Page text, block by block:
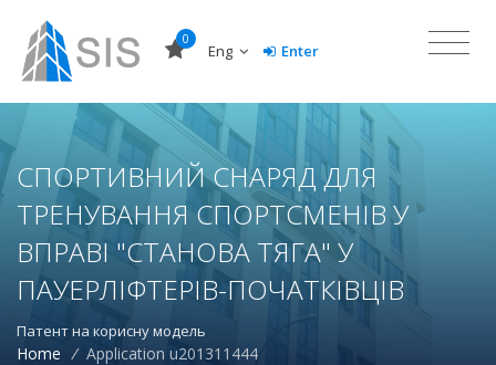
0
Eng Enter
СПОРТИВНИЙ СНАРЯД ДЛЯ
ТРЕНУВАННЯ СПОРТСМЕНІВ У
ВПРАВІ "СТАНОВА ТЯГА" У
ПАУЕРЛІФТЕРІВ-ПОЧАТКІВЦІВ
Патент на корисну модель
Home / Application u201311444